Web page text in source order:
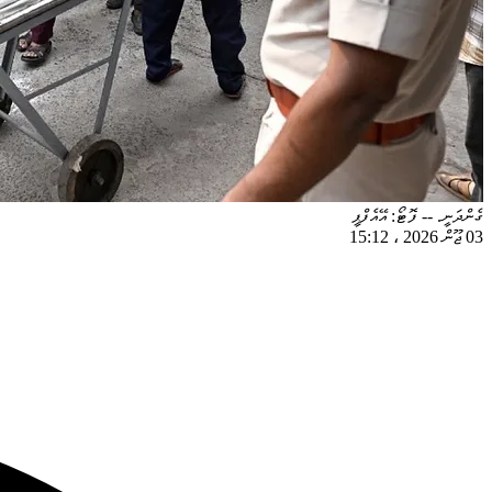
ގެންދަނީ. -- ފޮޓޯ: އޭއެފްޕީ
03 ޖޫން 2026
، 15:12